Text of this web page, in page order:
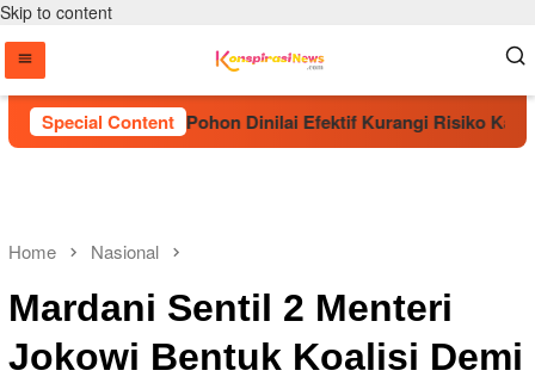
Skip to content
Special Content
Penanaman Pohon Dinilai Efektif Kurangi Risiko Karhutla
Home Nasional
Mardani Sentil 2 Menteri
Jokowi Bentuk Koalisi Demi